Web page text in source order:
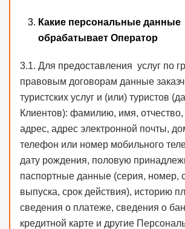
Какие персональные данные
обрабатывает Оператор
3.1. Для предоставления услуг по
правовым договорам данные
туристских услуг и (или) туристов
Клиентов): фамилию, имя,
адрес, адрес электронной почты,
телефон или номер мобильного
дату рождения, половую
паспортные данные (серия, номер,
выпуска, срок действия), историю
сведения о платеже, сведения о
кредитной карте и другие